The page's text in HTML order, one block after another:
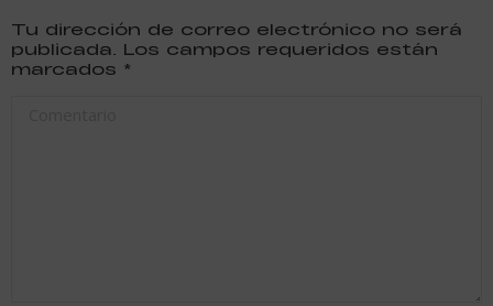
Tu dirección de correo electrónico no será
publicada. Los campos requeridos están
marcados *